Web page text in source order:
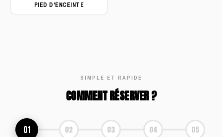
PIED D'ENCEINTE
SIMPLE ET RAPIDE
COMMENT RÉSERVER ?
01 02 03 04 05